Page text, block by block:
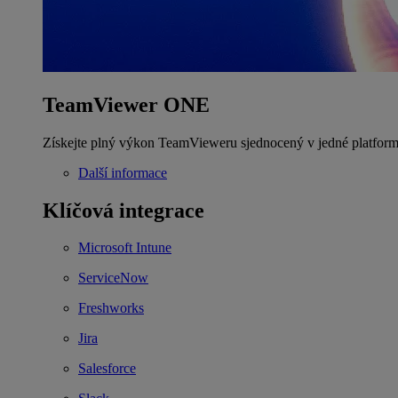
TeamViewer ONE
Získejte plný výkon TeamVieweru sjednocený v jedné
Další informace
Klíčová integrace
Microsoft Intune
ServiceNow
Freshworks
Jira
Salesforce